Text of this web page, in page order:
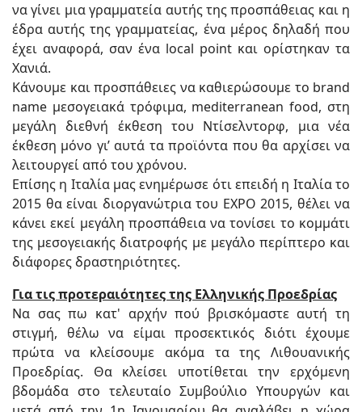
να γίνει μια γραμματεία αυτής της προσπάθειας και η
έδρα αυτής της γραμματείας, ένα μέρος δηλαδή που
έχει αναφορά, σαν ένα local point και ορίστηκαν τα
Χανιά.
Κάνουμε και προσπάθειες να καθιερώσουμε το brand
name μεσογειακά τρόφιμα, mediterranean food, στη
μεγάλη διεθνή έκθεση του Ντίσελντορφ, μια νέα
έκθεση μόνο γι’ αυτά τα προϊόντα που θα αρχίσει να
λειτουργεί από του χρόνου.
Επίσης η Ιταλία μας ενημέρωσε ότι επειδή η Ιταλία το
2015 θα είναι διοργανώτρια του EXPO 2015, θέλει να
κάνει εκεί μεγάλη προσπάθεια να τονίσει το κομμάτι
της μεσογειακής διατροφής με μεγάλο περίπτερο και
διάφορες δραστηριότητες.
Για τις προτεραιότητες της Ελληνικής Προεδρίας
Να σας πω κατ' αρχήν πού βρισκόμαστε αυτή τη
στιγμή, θέλω να είμαι προσεκτικός διότι έχουμε
πρώτα να κλείσουμε ακόμα τα της Λιθουανικής
Προεδρίας. Θα κλείσει υποτίθεται την ερχόμενη
βδομάδα στο τελευταίο Συμβούλιο Υπουργών και